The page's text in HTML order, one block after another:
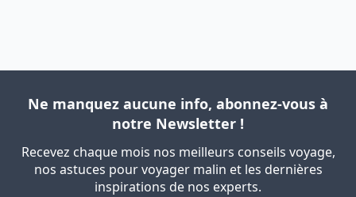
Ne manquez aucune info, abonnez-vous à
notre Newsletter !
Recevez chaque mois nos meilleurs conseils voyage,
nos astuces pour voyager malin et les dernières
inspirations de nos experts.